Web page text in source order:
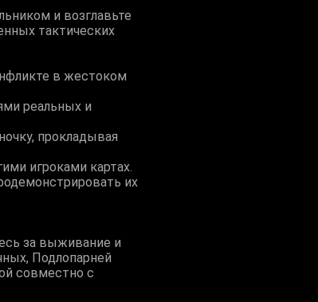
и возглавьте
тактических
в жестоком
реальных и
прокладывая
игроками картах.
их
за выживание и
Подлопарней
совместно с